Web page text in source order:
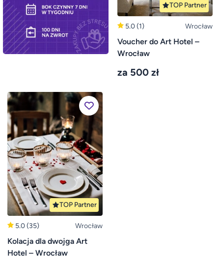
TOP Partner
5.0(1) Wrocław
Voucher do Art Hotel –
Wrocław
za 500 zł
TOP Partner
5.0(35) Wrocław
Kolacja dla dwojga Art
Hotel – Wrocław